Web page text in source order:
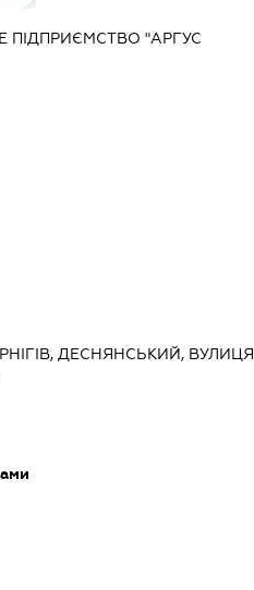
ПІДПРИЄМСТВО "АРГУС
ДЕСНЯНСЬКИЙ, ВУЛИЦЯ